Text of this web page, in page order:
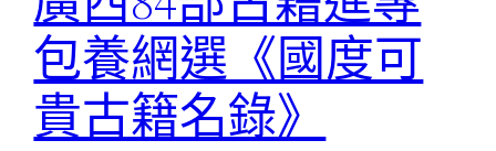
包養網選《國度可
貴古籍名錄》